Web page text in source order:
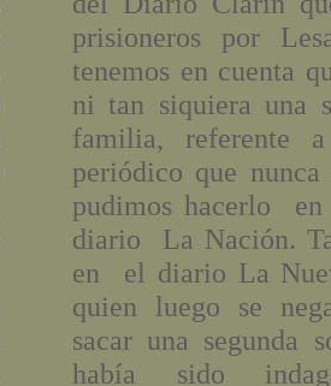
prisioneros por
tenemos en cuenta
ni tan siquiera una
familia, referente
periódico que
pudimos hacerlo en
diario La Nación.
en el diario La
quien luego se
sacar una segunda
había sido